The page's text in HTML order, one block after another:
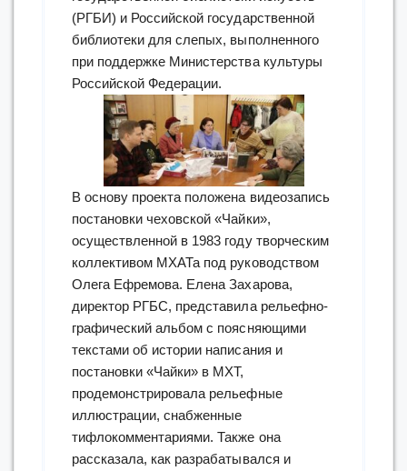
(РГБИ) и Российской государственной
библиотеки для слепых, выполненного
при поддержке Министерства культуры
Российской Федерации.
В основу проекта положена видеозапись
постановки чеховской «Чайки»,
осуществленной в 1983 году творческим
коллективом МХАТа под руководством
Олега Ефремова. Елена Захарова,
директор РГБС, представила рельефно-
графический альбом с поясняющими
текстами об истории написания и
постановки «Чайки» в МХТ,
продемонстрировала рельефные
иллюстрации, снабженные
тифлокомментариями. Также она
рассказала, как разрабатывался и